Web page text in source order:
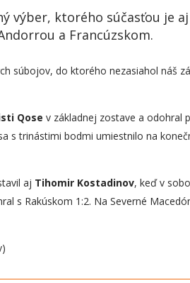
výber, ktorého súčasťou je
a Francúzskom.
súbojov, do ktorého nezasiahol náš
Qose v základnej zostave a odohral
s trinástimi bodmi umiestnilo na
aj Tihomir Kostadinov, keď v
s Rakúskom 1:2. Na Severné